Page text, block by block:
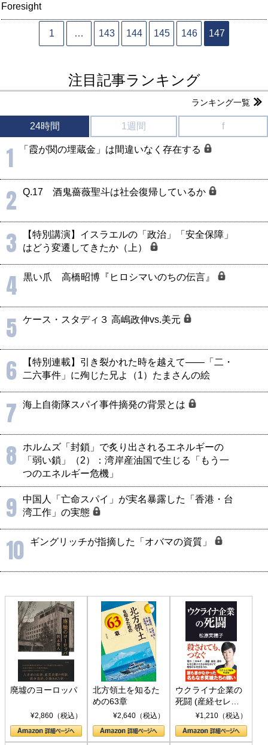
Foresight
1 … 143 144 145 146 147
注目記事ランキング
ランキング一覧
24時間 1週間 f
1 「霞が関の埋蔵金」は間違いなく存在する
2 Q.17 酒鬼薔薇聖斗は社会復帰しているか
3
【特別講演】イスラエルの「政治」「安全保障」
はどう変遷してきたか（上）
4 黒い爪 高橋昭博『ヒロシマいのちの伝言』
5 ケース・スタディ３ 高嶋政伸vs.美元
6
【特別連載】引き裂かれた時を越えて――「二・
二六事件」に殉じた兄よ（1）たまさんの絵
7 海上自衛隊スパイ事件摘発の背景とは
8
ホルムズ「封鎖」で炙り出されるエネルギーの
「弱い鎖」（2）：湾岸産油国で生じる「もう一
つのエネルギー危機」
9 中国人「亡命スパイ」が実名暴露した「香港・台
湾工作」の実態
10 ギングリッチが指摘した「オバマの資質」
廃墟のヨーロッパ
¥2,860（税込）
北方領土を知るた
めの63章
¥2,640（税込）
ウクライナ企業の
死闘 (産経セレク
ト S 039)¥1,210（税込）